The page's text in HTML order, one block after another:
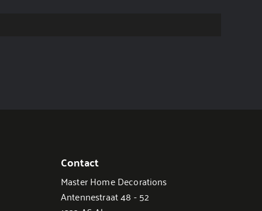
Contact
Master Home Decorations
Antennestraat 48 - 52